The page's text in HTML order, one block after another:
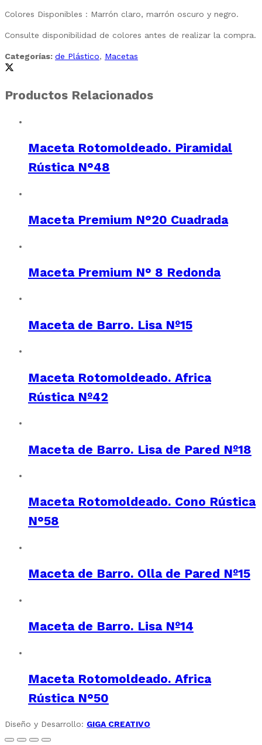
Colores Disponibles : Marrón claro, marrón oscuro y negro.
Consulte disponibilidad de colores antes de realizar la compra.
Categorías: de Plástico, Macetas
Productos Relacionados
Maceta Rotomoldeado. Piramidal
Rústica N°48
Maceta Premium N°20 Cuadrada
Maceta Premium N° 8 Redonda
Maceta de Barro. Lisa Nº15
Maceta Rotomoldeado. Africa
Rústica Nº42
Maceta de Barro. Lisa de Pared Nº18
Maceta Rotomoldeado. Cono Rústica
N°58
Maceta de Barro. Olla de Pared Nº15
Maceta de Barro. Lisa Nº14
Maceta Rotomoldeado. Africa
Rústica N°50
Diseño y Desarrollo: GIGA CREATIVO